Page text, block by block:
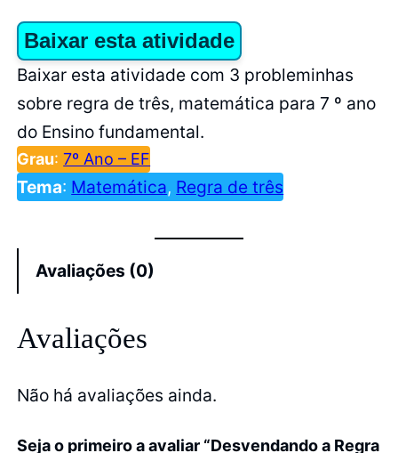
Baixar esta atividade
Baixar esta atividade com 3 probleminhas
sobre regra de três, matemática para 7 º ano
do Ensino fundamental.
Grau:7º Ano – EF
Tema: Matemática, Regra de três
Avaliações (0)
Avaliações
Não há avaliações ainda.
Seja o primeiro a avaliar “Desvendando a Regra